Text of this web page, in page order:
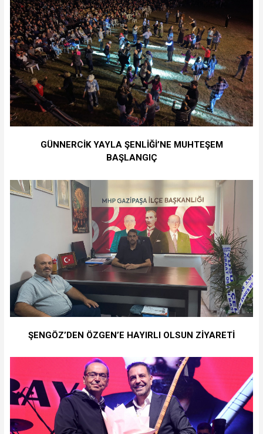
GÜNNERCİK YAYLA ŞENLİĞİ’NE MUHTEŞEM
BAŞLANGIÇ
ŞENGÖZ’DEN ÖZGEN’E HAYIRLI OLSUN ZİYARETİ